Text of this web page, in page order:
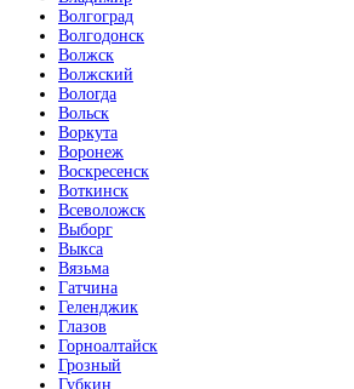
Волгоград
Волгодонск
Волжск
Волжский
Вологда
Вольск
Воркута
Воронеж
Воскресенск
Воткинск
Всеволожск
Выборг
Выкса
Вязьма
Гатчина
Геленджик
Глазов
Горноалтайск
Грозный
Губкин